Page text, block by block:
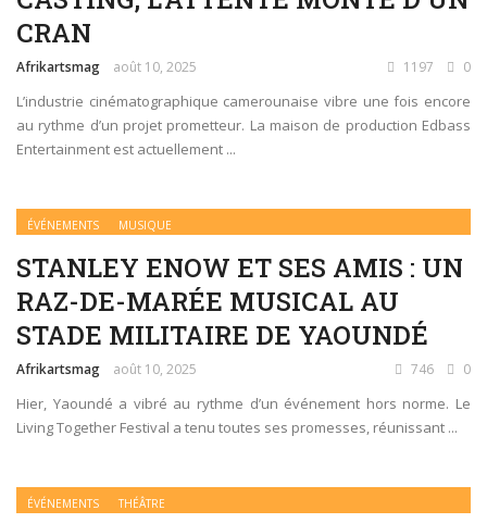
CRAN
Afrikartsmag août 10, 2025 1197 0
L’industrie cinématographique camerounaise vibre une fois encore
au rythme d’un projet prometteur. La maison de production Edbass
Entertainment est actuellement ...
ÉVÉNEMENTS MUSIQUE
STANLEY ENOW ET SES AMIS : UN
RAZ-DE-MARÉE MUSICAL AU
STADE MILITAIRE DE YAOUNDÉ
Afrikartsmag août 10, 2025 746 0
Hier, Yaoundé a vibré au rythme d’un événement hors norme. Le
Living Together Festival a tenu toutes ses promesses, réunissant ...
ÉVÉNEMENTS THÉÂTRE